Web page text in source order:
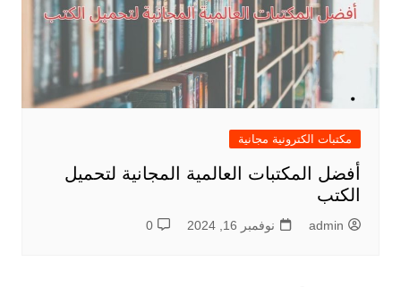
مكتبات الكترونية مجانية
أفضل المكتبات العالمية المجانية لتحميل
الكتب
admin نوفمبر 16, 2024 0